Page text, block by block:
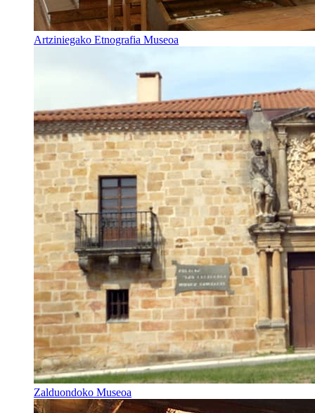
Artziniegako Etnografia Museoa
Zalduondoko Museoa